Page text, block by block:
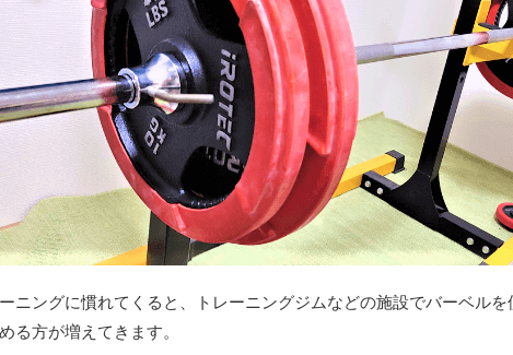
ーニングに慣れてくると、トレーニングジムなどの施設でバーベル
る方が増えてきます。